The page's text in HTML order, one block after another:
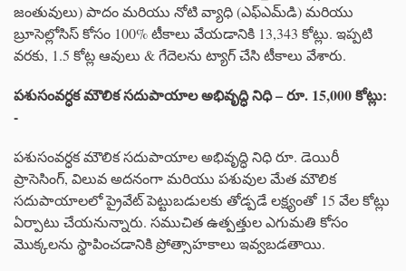
జంతువులు) పాదం మరియు నోటి వ్యాధి (ఎఫ్‌ఎమ్‌డి) మరియు
బ్రూసెల్లోసిస్ కోసం 100% టీకాలు వేయడానికి 13,343 కోట్లు. ఇప్పటి
వరకు, 1.5 కోట్ల ఆవులు & గేదెలను ట్యాగ్ చేసి టీకాలు వేశారు.
పశుసంవర్ధకమౌలికసదుపాయాలఅభివృద్ధినిధి–రూ. 15,000కోట్లు:
-
పశుసంవర్ధక మౌలిక సదుపాయాల అభివృద్ధి నిధి రూ. డెయిరీ
ప్రాసెసింగ్, విలువ అదనంగా మరియు పశువుల మేత మౌలిక
సదుపాయాలలో ప్రైవేట్ పెట్టుబడులకు తోడ్పడే లక్ష్యంతో 15 వేల కోట్లు
ఏర్పాటు చేయనున్నారు. సముచిత ఉత్పత్తుల ఎగుమతి కోసం
మొక్కలను స్థాపించడానికి ప్రోత్సాహకాలు ఇవ్వబడతాయి.